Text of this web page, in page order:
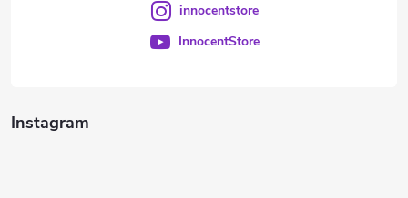
Instagram
innocentstore
InnocentStore